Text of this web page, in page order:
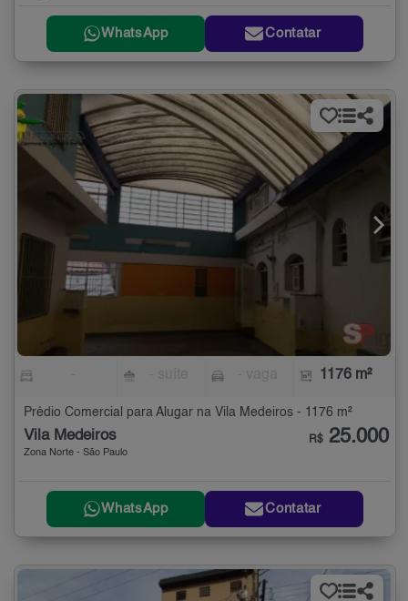
WhatsApp Contatar
1176 m²
Prédio Comercial para Alugar na Vila Medeiros - 1176 m²
Vila Medeiros
Zona Norte - São Paulo
R$ 25.000
WhatsApp Contatar